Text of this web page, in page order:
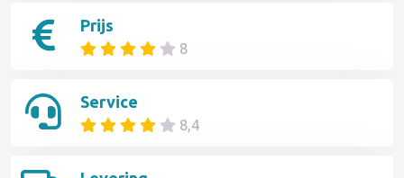
Prijs
8
Service
8,4